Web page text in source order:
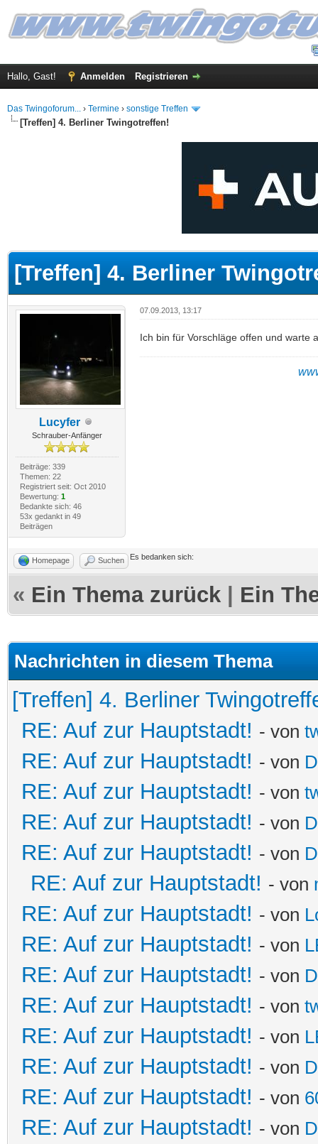
Hallo, Gast! Anmelden Registrieren
Das Twingoforum... › Termine › sonstige Treffen
[Treffen] 4. Berliner Twingotreffen!
[Treffen] 4. Berliner
Lucyfer
Schrauber-Anfänger
Beiträge: 339
Themen: 22
Registriert seit: Oct 2010
Bewertung: 1
Bedankte sich: 46
53x gedankt in 49
Beiträgen
07.09.2013, 13:17
Ich bin für Vorschläge offen und warte
Homepage Suchen Es bedanken sich:
« Ein Thema zurück Ein
Nachrichten in diesem Thema
[Treffen] 4. Berliner
RE: Auf zur Hauptstadt! - von
RE: Auf zur Hauptstadt! - von
RE: Auf zur Hauptstadt! - von
RE: Auf zur Hauptstadt! - von
RE: Auf zur Hauptstadt! - von
RE: Auf zur Hauptstadt! - von
RE: Auf zur Hauptstadt! - von
RE: Auf zur Hauptstadt! - von
RE: Auf zur Hauptstadt! - von
RE: Auf zur Hauptstadt! - von
RE: Auf zur Hauptstadt! - von
RE: Auf zur Hauptstadt! - von
RE: Auf zur Hauptstadt! - von
RE: Auf zur Hauptstadt! - von